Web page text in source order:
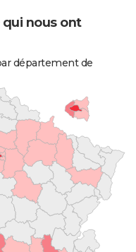
qui nous ont
département de